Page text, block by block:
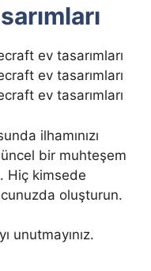
ev tasarımları
ev tasarımları
ev tasarımları
ilhamınızı
bir muhteşem
Hiç kimsede
oluşturun.
unutmayınız.